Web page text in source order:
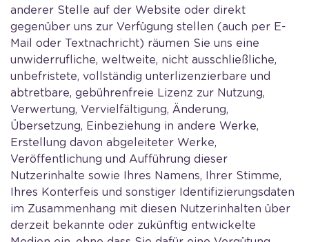
anderer Stelle auf der Website oder direkt
gegenüber uns zur Verfügung stellen (auch per E-
Mail oder Textnachricht) räumen Sie uns eine
unwiderrufliche, weltweite, nicht ausschließliche,
unbefristete, vollständig unterlizenzierbare und
abtretbare, gebührenfreie Lizenz zur Nutzung,
Verwertung, Vervielfältigung, Änderung,
Übersetzung, Einbeziehung in andere Werke,
Erstellung davon abgeleiteter Werke,
Veröffentlichung und Aufführung dieser
Nutzerinhalte sowie Ihres Namens, Ihrer Stimme,
Ihres Konterfeis und sonstiger Identifizierungsdaten
im Zusammenhang mit diesen Nutzerinhalten über
derzeit bekannte oder zukünftig entwickelte